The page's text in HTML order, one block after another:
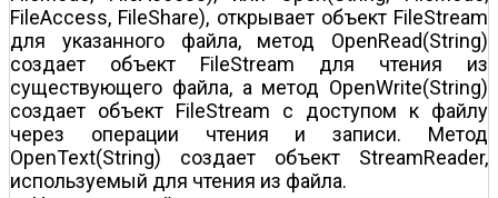
FileAccess, FileShare), открывает объект FileStream
для указанного файла, метод OpenRead(String)
создает объект FileStream для чтения из
существующего файла, а метод OpenWrite(String)
создает объект FileStream с доступом к файлу
через операции чтения и записи. Метод
OpenText(String) создает объект StreamReader,
используемый для чтения из файла.